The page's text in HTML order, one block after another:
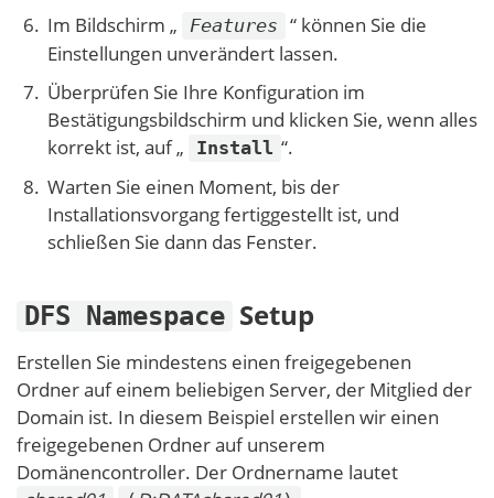
Im Bildschirm „ Features “ können Sie die
Einstellungen unverändert lassen.
Überprüfen Sie Ihre Konfiguration im
Bestätigungsbildschirm und klicken Sie, wenn alles
korrekt ist, auf „
Install “.
Warten Sie einen Moment, bis der
Installationsvorgang fertiggestellt ist, und
schließen Sie dann das Fenster.
DFS Namespace Setup
Erstellen Sie mindestens einen freigegebenen
Ordner auf einem beliebigen Server, der Mitglied der
Domain ist. In diesem Beispiel erstellen wir einen
freigegebenen Ordner auf unserem
Domänencontroller. Der Ordnername lautet